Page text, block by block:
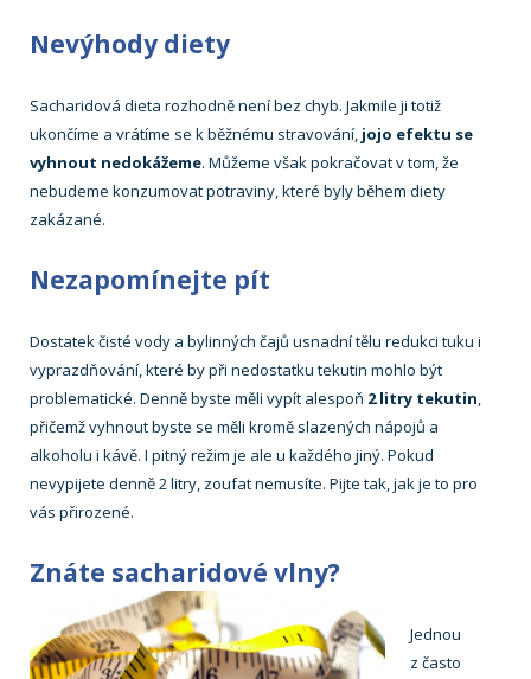
Nevýhody diety
Sacharidová dieta rozhodně není bez chyb. Jakmile ji totiž
ukončíme a vrátíme se k běžnému stravování, jojo efektu se
vyhnout nedokážeme. Můžeme však pokračovat v tom, že
nebudeme konzumovat potraviny, které byly během diety
zakázané.
Nezapomínejte pít
Dostatek čisté vody a bylinných čajů usnadní tělu redukci tuku i
vyprazdňování, které by při nedostatku tekutin mohlo být
problematické. Denně byste měli vypít alespoň 2 litry tekutin,
přičemž vyhnout byste se měli kromě slazených nápojů a
alkoholu i kávě. I pitný režim je ale u každého jiný. Pokud
nevypijete denně 2 litry, zoufat nemusíte. Pijte tak, jak je to pro
vás přirozené.
Znáte sacharidové vlny?
Jednou
z často